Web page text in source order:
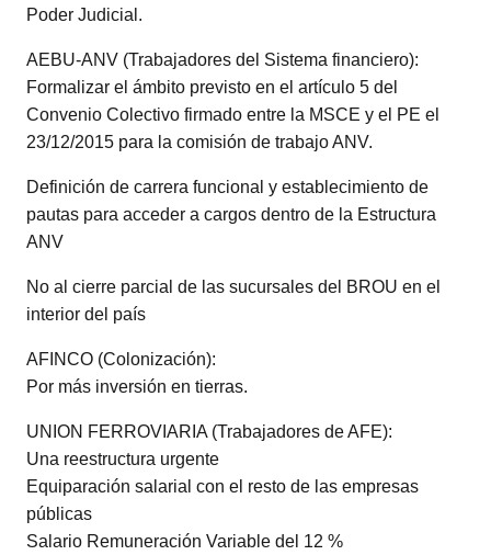
Poder Judicial.
AEBU-ANV (Trabajadores del Sistema financiero):
Formalizar el ámbito previsto en el artículo 5 del
Convenio Colectivo firmado entre la MSCE y el PE el
23/12/2015 para la comisión de trabajo ANV.
Definición de carrera funcional y establecimiento de
pautas para acceder a cargos dentro de la Estructura
ANV
No al cierre parcial de las sucursales del BROU en el
interior del país
AFINCO (Colonización):
Por más inversión en tierras.
UNION FERROVIARIA (Trabajadores de AFE):
Una reestructura urgente
Equiparación salarial con el resto de las empresas
públicas
Salario Remuneración Variable del 12 %